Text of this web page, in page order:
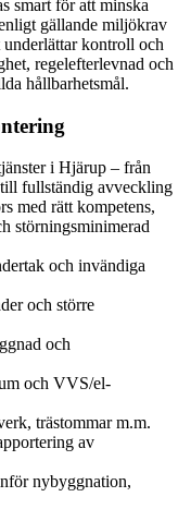
smart för att minska
gällande miljökrav
kontroll och
regelefterlevnad och
hållbarhetsmål.
i Hjärup – från
fullständig avveckling
med rätt kompetens,
störningsminimerad
och invändiga
och större
och
och VVS/el-
trästommar m.m.
av
nybyggnation,